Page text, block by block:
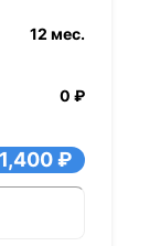
12 мес.
0 ₽
1,400 ₽